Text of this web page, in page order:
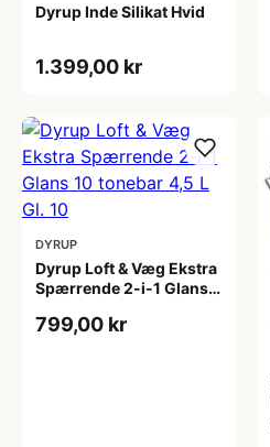
Dyrup Inde Silikat Hvid
1.399,00 kr
DYRUP
Dyrup Loft & Væg Ekstra
Spærrende 2-i-1 Glans
799,00 kr